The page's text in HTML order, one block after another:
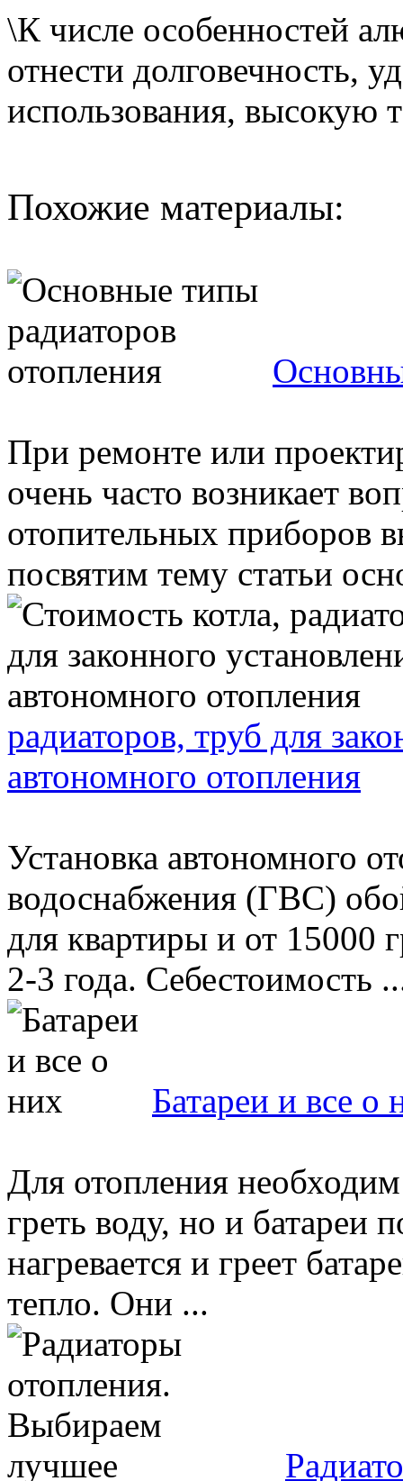
\К числе особенностей
отнести долговечность,
использования, высокую
Похожие материалы:
При ремонте или
очень часто возникает
отопительных приборов
посвятим тему статьи
радиаторов, труб для
автономного отопления
Установка автономного
водоснабжения (ГВС)
для квартиры и от 15000
2-3 года. Себестоимость
Батареи и все о
Для отопления
греть воду, но и батареи
нагревается и греет
тепло. Они ...